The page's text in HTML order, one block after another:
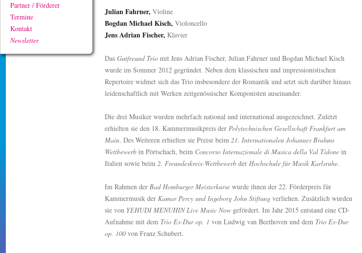
Julian Fahrner, Violine
Bogdan Michael Kisch, Violoncello
Jens Adrian Fischer, Klavier
Das Gutfreund Triomit Jens Adrian Fischer, Julian Fahrner und Bogdan Michael Kisch
wurde im Sommer 2012 gegründet. Neben dem klassischen und impressionistischen
Repertoire widmet sich das Trio insbesondere der Romantik und setzt sich darüber hinaus
leidenschaftlich mit Werken zeitgenössischer Komponisten auseinander.
Die drei Musiker wurden mehrfach national und international ausgezeichnet. Zuletzt
erhielten sie den 18. Kammermusikpreis der Polytechnischen Gesellschaft Frankfurt am
Main. Des Weiteren erhielten sie Preise beim 21. Internationalen Johannes Brahms
Wettbewerbin Pörtschach, beim Concorso Internazionale di Musica della Val Tidonein
Italien sowie beim 2. Freundeskreis-Wettbewerbder Hochschule für Musik Karlsruhe.
Im Rahmen der Bad Homburger Meisterkursewurde ihnen der 22. Förderpreis für
Kammermusik der Kamar Percy und Ingeborg John Stiftungverliehen. Zusätzlich wurden
sie von YEHUDI MENUHIN Live Music Nowgefördert. Im Jahr 2015 entstand eine CD-
Aufnahme mit dem Trio Es-Dur op. 1 von Ludwig van Beethoven und dem Trio Es-Dur
op. 100von Franz Schubert.
Partner / Förderer
Termine
Kontakt
Newsletter